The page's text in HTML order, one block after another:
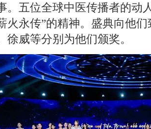
。五位全球中医传播者的动
火永传”的精神。盛典向他
徐威等分别为他们颁奖。